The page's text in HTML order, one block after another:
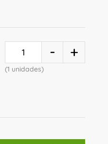
(1 unidades)